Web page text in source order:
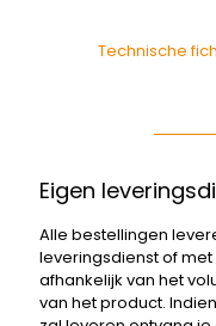
Technische
Eigen
Alle bestellingen
leveringsdienst of
afhankelijk van het
van het product.